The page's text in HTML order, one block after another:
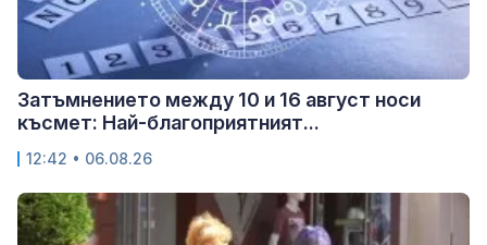
Затъмнението между 10 и 16 август носи
късмет: Най-благоприятният...
12:42 • 06.08.26